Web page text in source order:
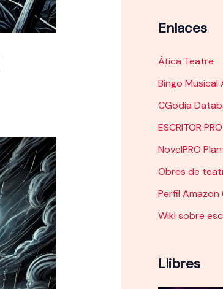
Enlaces
Àtica Teatre
Bingo Musical
CGodia
ESCRITOR PRO
NovelPRO
Obres de
Perfil Amazon
Wiki sobre
Llibres